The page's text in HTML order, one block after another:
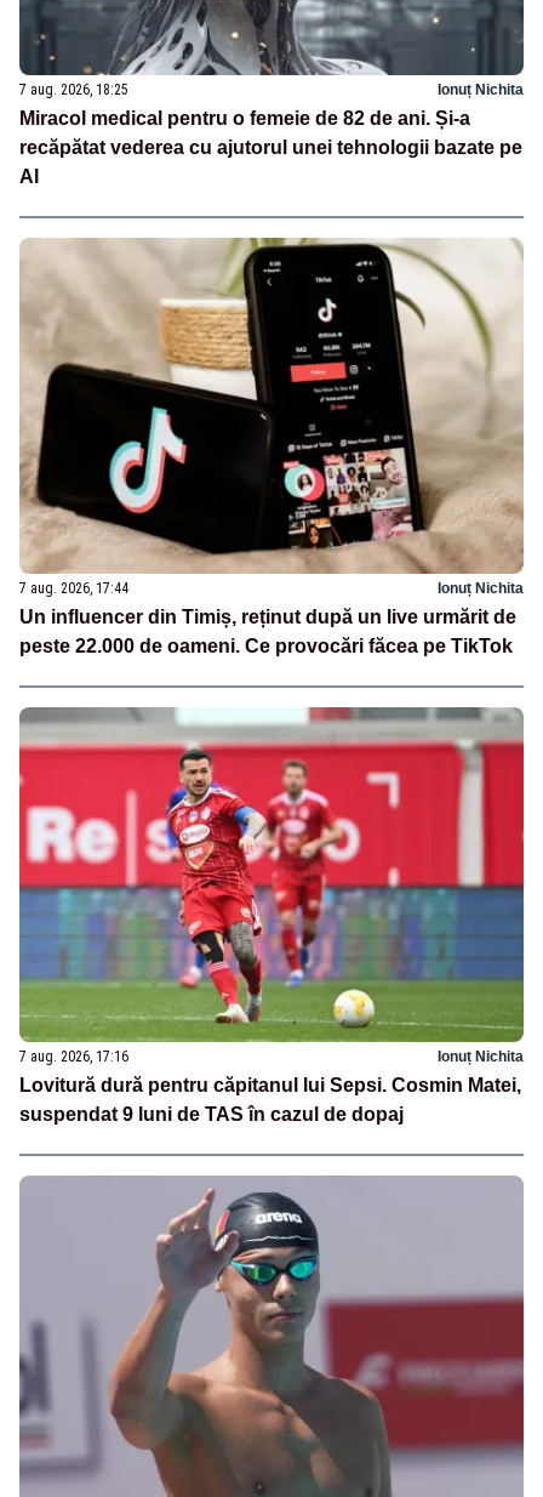
7 aug. 2026, 18:25 Ionuț Nichita
Miracol medical pentru o femeie de 82 de ani. Și-a
recăpătat vederea cu ajutorul unei tehnologii bazate pe
AI
7 aug. 2026, 17:44 Ionuț Nichita
Un influencer din Timiș, reținut după un live urmărit de
peste 22.000 de oameni. Ce provocări făcea pe TikTok
7 aug. 2026, 17:16 Ionuț Nichita
Lovitură dură pentru căpitanul lui Sepsi. Cosmin Matei,
suspendat 9 luni de TAS în cazul de dopaj